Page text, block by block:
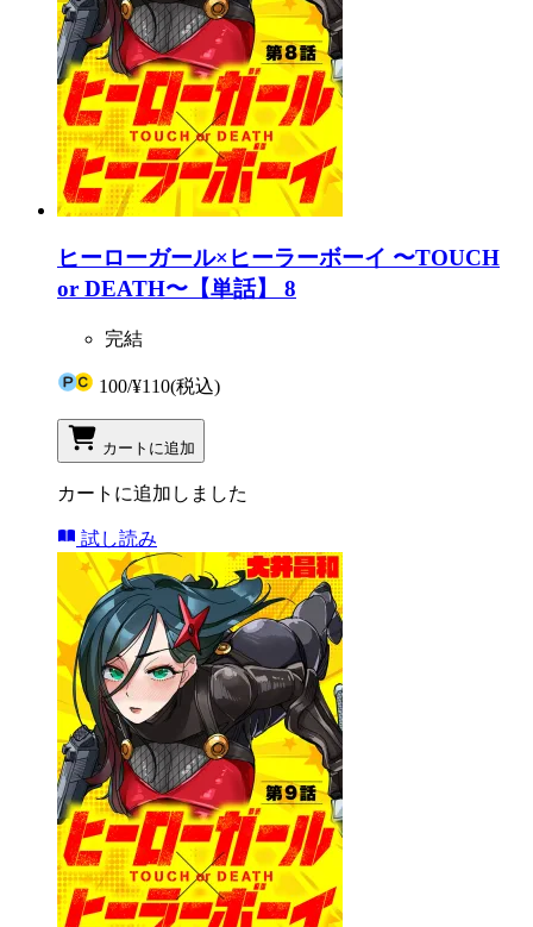
ヒーローガール×ヒーラーボーイ 〜TOUCH
or DEATH〜【単話】 8
完結
100/¥110(税込)
カートに追加
カートに追加しました
試し読み